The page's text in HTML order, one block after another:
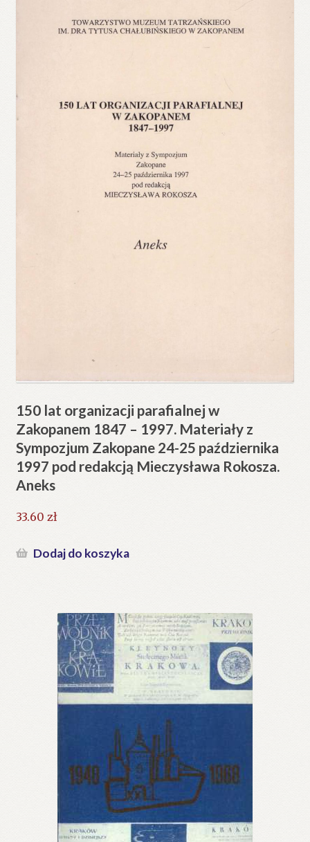
150 lat organizacji parafialnej w
Zakopanem 1847 – 1997. Materiały z
Sympozjum Zakopane 24-25 października
1997 pod redakcją Mieczysława Rokosza.
Aneks
33.60 zł
Dodaj do koszyka